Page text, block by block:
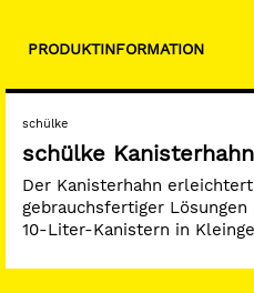
PRODUKTINFORMATION
schülke
schülke Kanisterhahn
Der Kanisterhahn
gebrauchsfertiger
10-Liter-Kanistern in